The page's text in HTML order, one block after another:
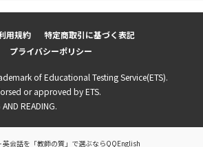
用規約
特定商取引に基づく表記
プライバシーポリシー
of Educational Testing Service(ETS).
or approved by ETS.
READING.
会話を「教師の質」で選ぶならQQEnglish